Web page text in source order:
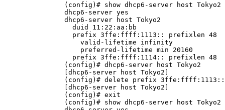
(config)# show dhcp6-server host Tokyo2
dhcp6-server yes
dhcp6-server host Tokyo2
  duid 11:22:aa:bb
  prefix 3ffe:ffff:1113:: prefixlen 48
    valid-lifetime infinity
    preferred-lifetime min 20160
  prefix 3ffe:ffff:1114:: prefixlen 48
(config)# dhcp6-server host Tokyo2
[dhcp6-server host Tokyo2]
(config)# delete prefix
[dhcp6-server host Tokyo2]
(config)# exit
(config)# show dhcp6-server host Tokyo2